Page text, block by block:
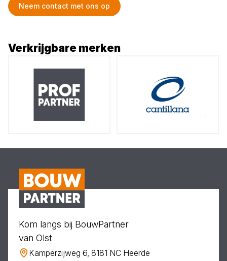
Neem contact met ons op
Verkrijgbare merken
Kom langs bij BouwPartner
van Olst
Kamperzijweg 6, 8181 NC Heerde